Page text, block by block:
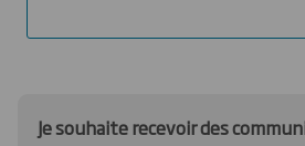
Je souhaite recevoir des